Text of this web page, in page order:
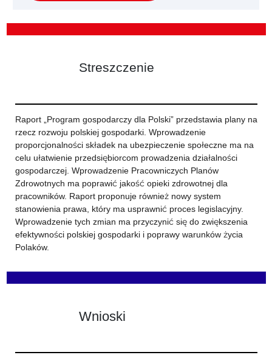
Streszczenie
Raport „Program gospodarczy dla Polski” przedstawia plany na
rzecz rozwoju polskiej gospodarki. Wprowadzenie
proporcjonalności składek na ubezpieczenie społeczne ma na
celu ułatwienie przedsiębiorcom prowadzenia działalności
gospodarczej. Wprowadzenie Pracowniczych Planów
Zdrowotnych ma poprawić jakość opieki zdrowotnej dla
pracowników. Raport proponuje również nowy system
stanowienia prawa, który ma usprawnić proces legislacyjny.
Wprowadzenie tych zmian ma przyczynić się do zwiększenia
efektywności polskiej gospodarki i poprawy warunków życia
Polaków.
Wnioski